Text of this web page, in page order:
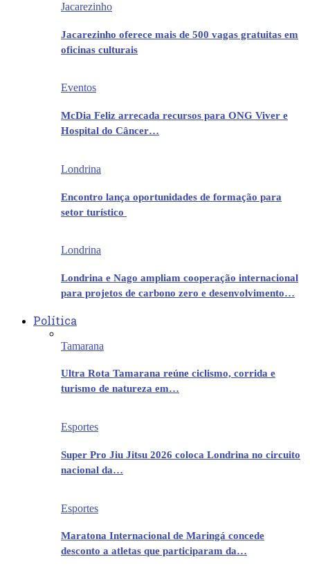
Jacarezinho
Jacarezinho oferece mais de 500 vagas gratuitas em
oficinas culturais
Eventos
McDia Feliz arrecada recursos para ONG Viver e
Hospital do Câncer…
Londrina
Encontro lança oportunidades de formação para
setor turístico
Londrina
Londrina e Nago ampliam cooperação internacional
para projetos de carbono zero e desenvolvimento…
Política
Tamarana
Ultra Rota Tamarana reúne ciclismo, corrida e
turismo de natureza em…
Esportes
Super Pro Jiu Jitsu 2026 coloca Londrina no circuito
nacional da…
Esportes
Maratona Internacional de Maringá concede
desconto a atletas que participaram da…